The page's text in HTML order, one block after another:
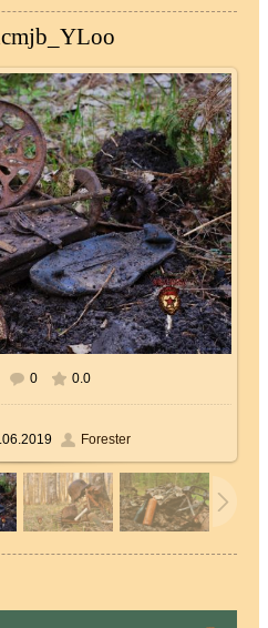
1739x1152
0 0.0
Forester